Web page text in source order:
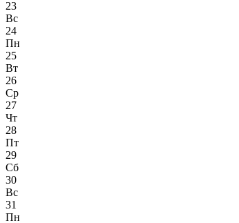
23
Вс
24
Пн
25
Вт
26
Ср
27
Чт
28
Пт
29
Сб
30
Вс
31
Пн